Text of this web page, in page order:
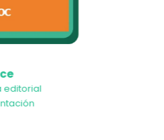
editorial